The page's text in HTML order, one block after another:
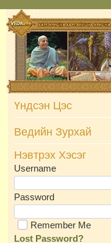
Skip
to
content
Үндсэн Цэс
Ведийн Зурхай
Нэвтрэх Хэсэг
Username
Password
Remember Me
Lost Password?